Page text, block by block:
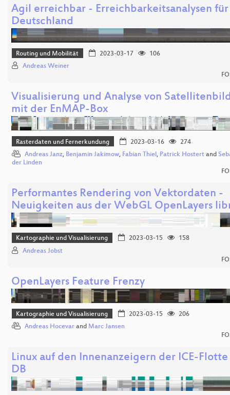
Agil erreichbar - Erreichbarkeitsanalysen für
Deutschland
Routing und Mobilität 2023-03-17
106
Andreas Weiner
Visualisierung und Analyse von
mit der EnMAP-Box
Rasterdaten und Fernerkundung 2023-03-16
274
Andreas Janz, Benjamin Jakimow, Fabian Thiel, Patrick Hostert and
der Linden
Performantes Rendering von Vektordaten -
Neuigkeiten aus der WebGL OpenLayers
Kartographie und Visualisierung 2023-03-15
158
Andreas Jobst
OpenLayers Feature Frenzy
Kartographie und Visualisierung 2023-03-15
206
Andreas Hocevar and Marc Jansen
Linux auf den Innenanzeigern der ICE-
DB